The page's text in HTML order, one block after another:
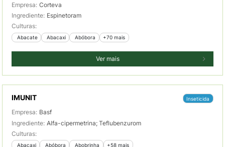
Empresa: Corteva
Ingrediente: Espinetoram
Culturas:
Abacate Abacaxi Abóbora +70 mais
Ver mais
IMUNIT Inseticida
Empresa: Basf
Ingrediente: Alfa-cipermetrina; Teflubenzurom
Culturas:
Abacaxi Abóbora Abobrinha +58 mais